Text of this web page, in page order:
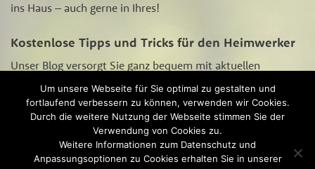
ins Haus – auch gerne in Ihres!
Kostenlose Tipps und Tricks für den Heimwerker
Unser Blog versorgt Sie ganz bequem mit aktuellen
Aktions-Angeboten, Neugigkeiten rund um‘s Heimwerken
und Tipps und Tricks zur Holzpflege und -bearbeitung.
Schauen Sie sichhierunseren Blog an.
Um unsere Webseite für Sie optimal zu gestalten und
fortlaufend verbessern zu können, verwenden wir Cookies.
Durch die weitere Nutzung der Webseite stimmen Sie der
Verwendung von Cookies zu.
Weitere Informationen zum Datenschutz und
Anpassungsoptionen zu Cookies erhalten Sie in unserer